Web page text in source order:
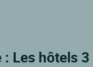
Les hôtels